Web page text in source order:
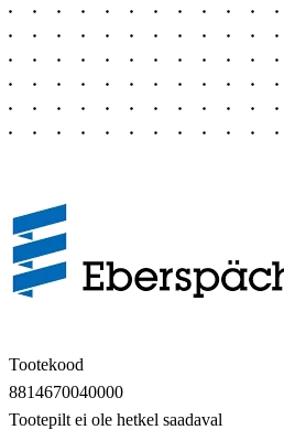
Tootekood
8814670040000
Tootepilt ei ole hetkel saadaval